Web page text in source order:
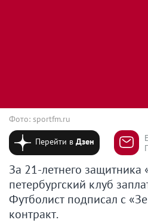
Фото: sportfm.ru
Перейти вДзен
За 21-летнего защитника
петербургский клуб
Футболист подписал с
контракт.